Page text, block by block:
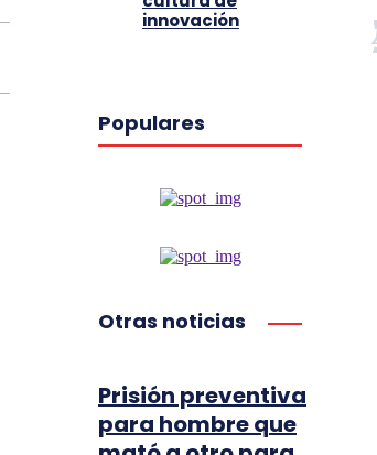
innovación
Populares
Otras noticias
Prisión preventiva
para hombre que